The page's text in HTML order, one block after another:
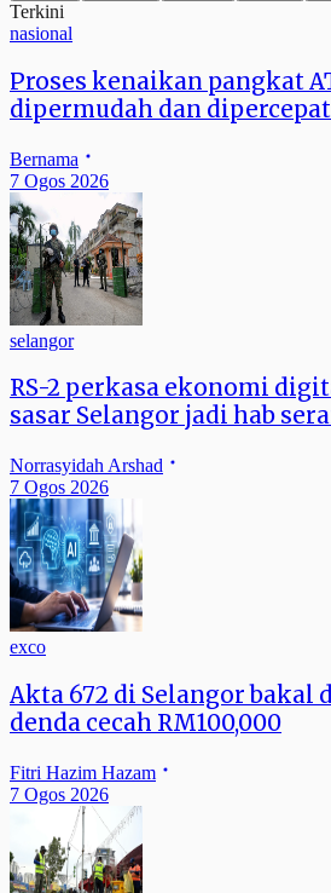
Terkini
nasional
Proses kenaikan pangkat
dipermudah dan
Bernama
7 Ogos 2026
selangor
RS-2 perkasa ekonomi
sasar Selangor jadi hab
Norrasyidah Arshad
7 Ogos 2026
exco
Akta 672 di Selangor bakal
denda cecah RM100,000
Fitri Hazim Hazam
7 Ogos 2026